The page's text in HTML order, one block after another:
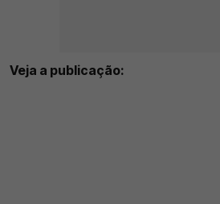
Veja a publicação: